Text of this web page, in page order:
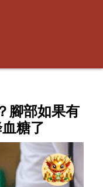
腳部如果有
糖了